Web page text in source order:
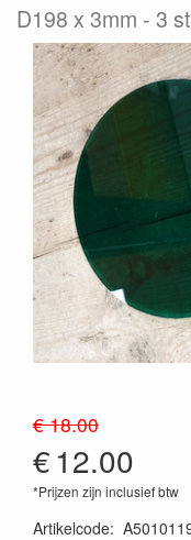
D198 x 3mm 3
€ 18.00
€12.00
*Prijzen zijn inclusief btw
Artikelcode: